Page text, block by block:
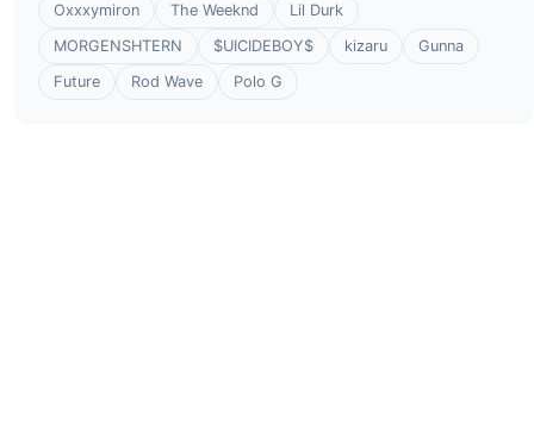
Oxxxymiron
The Weeknd
Lil Durk
MORGENSHTERN
$UICIDEBOY$ kizaru
Gunna
Future
Rod Wave Polo G